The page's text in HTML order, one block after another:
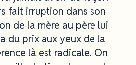
fait irruption dans son
de la mère au père lui
du prix aux yeux de la
là est radicale. On